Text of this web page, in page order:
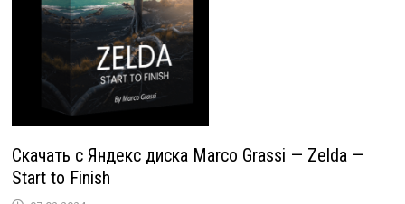
Скачать с Яндекс диска Marco Grassi — Zelda —
Start to Finish